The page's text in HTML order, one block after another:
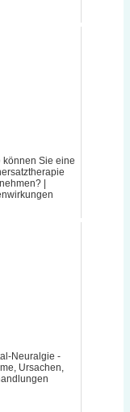
können Sie eine
|
Neuralgie -
Ursachen,